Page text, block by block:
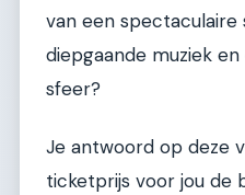
van een spectaculaire
diepgaande muziek
sfeer?
Je antwoord op deze
ticketprijs voor jou de